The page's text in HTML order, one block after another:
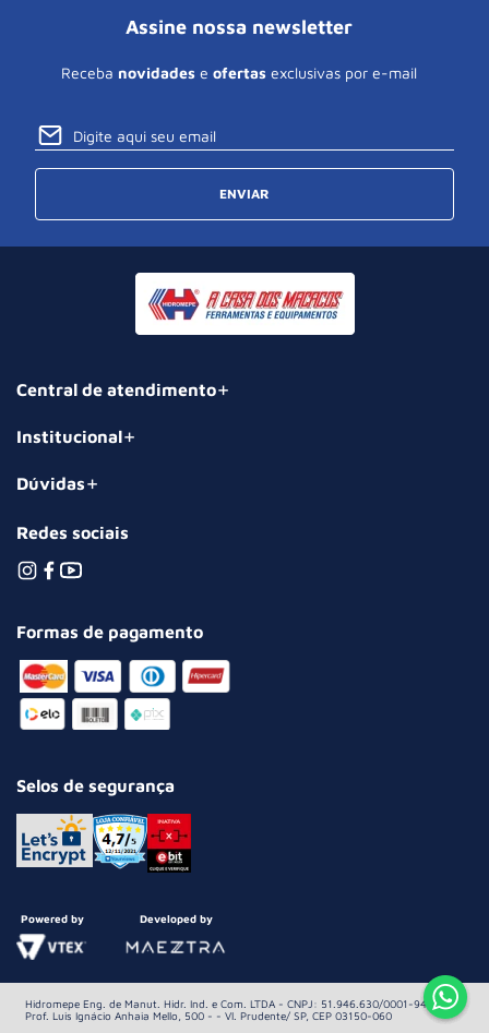
Assine nossa newsletter
Receba novidades e ofertas exclusivas por e-mail
ENVIAR
Central de atendimento
Institucional
Dúvidas
Redes sociais
Formas de pagamento
Selos de segurança
Powered by Developed by
Hidromepe Eng. de Manut. Hidr. Ind. e Com. LTDA - CNPJ: 51.946.630/0001-94 Av.
Prof. Luis Ignácio Anhaia Mello, 500 - - Vl. Prudente/ SP, CEP 03150-060